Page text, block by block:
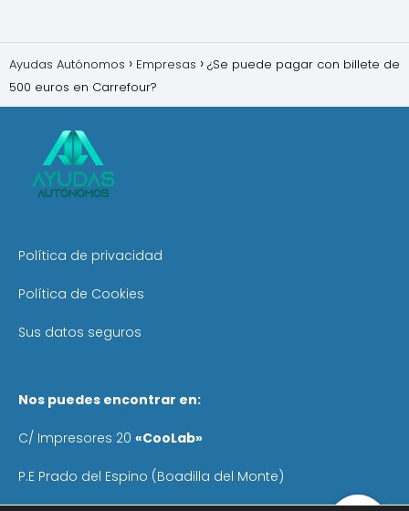
Ayudas Autónomos Empresas
¿Se puede pagar con billete de
500 euros en Carrefour?
Política de privacidad
Política de Cookies
Sus datos seguros
Nos puedes encontrar en:
C/ Impresores 20 «CooLab»
P.E Prado del Espino (Boadilla del Monte)